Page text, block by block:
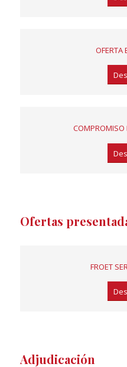
OFERTA
COMPROMISO
Ofertas
FROET
Adjudicación